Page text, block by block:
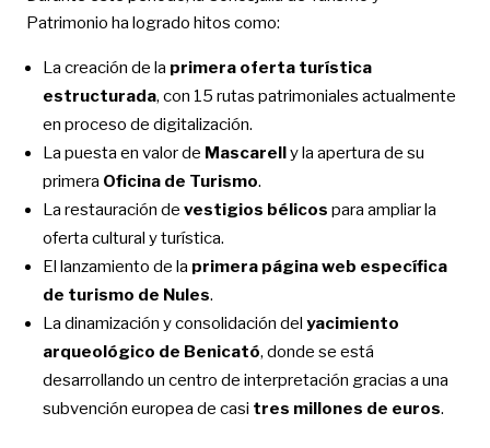
Patrimonio ha logrado hitos como:
La creación de la primera oferta turística
estructurada, con 15 rutas patrimoniales actualmente
en proceso de digitalización.
La puesta en valor de Mascarelly la apertura de su
primera Oficina de Turismo.
La restauración de vestigios bélicos para ampliar la
oferta cultural y turística.
El lanzamiento de la primera página web específica
de turismo de Nules.
La dinamización y consolidación del yacimiento
arqueológico de Benicató, donde se está
desarrollando un centro de interpretación gracias a una
subvención europea de casi tres millones de euros.